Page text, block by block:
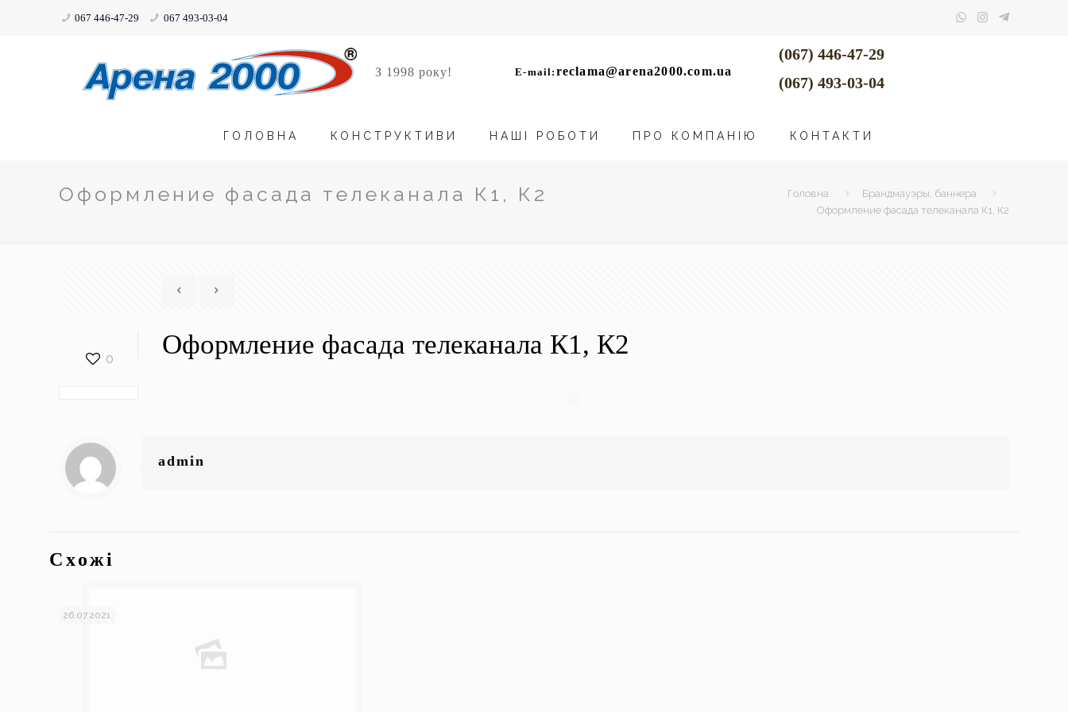
067 446-47-29 067 493-03-04
З 1998 року! E-mail: reclama@arena2000.com.ua
(067) 446-47-29
(067) 493-03-04
ГОЛОВНА КОНСТРУКТИВИ НАШІ РОБОТИ ПРО КОМПАНІЮ КОНТАКТИ
Оформление фасада телеканала К1, К2 Головна
Брандмауэры, баннера
Оформление фасада телеканала К1, К2
0 Оформление фасада телеканала К1, К2
admin
Схожі
26.07.2021